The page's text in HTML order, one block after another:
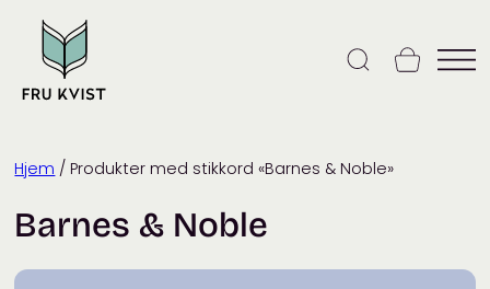
content
Hjem / Produkter med stikkord «Barnes & Noble»
Barnes & Noble